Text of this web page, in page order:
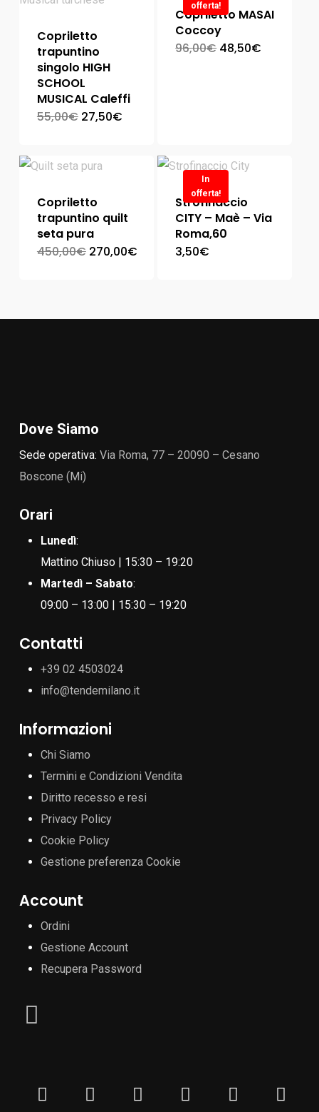
offerta!
Copriletto
trapuntino
singolo HIGH
SCHOOL
MUSICAL Caleffi
55,00€ 27,50€
Copriletto MASAI
Coccoy
96,00€ 48,50€
In
offerta!
Copriletto
trapuntino quilt
seta pura
450,00€ 270,00€
Strofinaccio
CITY – Maè – Via
Roma,60
3,50€
Dove Siamo
Sede operativa: Via Roma, 77 – 20090 – Cesano
Boscone (Mi)
Orari
Lunedì:
Mattino Chiuso | 15:30 – 19:20
Martedì – Sabato:
09:00 – 13:00 | 15:30 – 19:20
Contatti
+39 02 4503024
info@tendemilano.it
Informazioni
Chi Siamo
Termini e Condizioni Vendita
Diritto recesso e resi
Privacy Policy
Cookie Policy
Gestione preferenza Cookie
Account
Ordini
Gestione Account
Recupera Password